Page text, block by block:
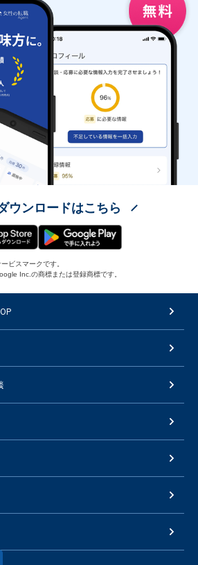
ウンロードはこちら
ビスマークです。
Inc.の商標または登録商標です。